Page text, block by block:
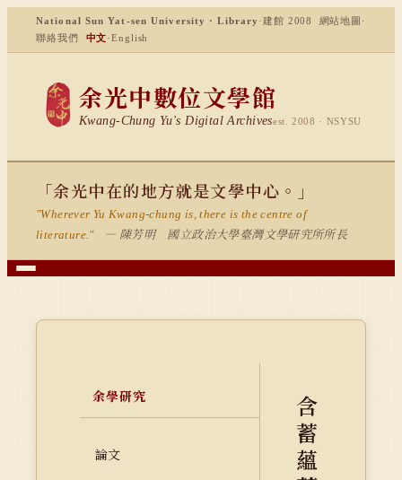
National Sun Yat-sen University · Library ·建館 2008 網站地圖 ·
聯絡我們
中文·English
余光中數位文學館
Kwang-Chung Yu's Digital Archivesest. 2008 · NSYSU
「余光中在的地方就是文學中心。」
"Wherever Yu Kwang-chung is, there is the centre of
literature."
— 陳芳明 國立政治大學臺灣文學研究所所長
余學研究
論文
含
蓄
蘊